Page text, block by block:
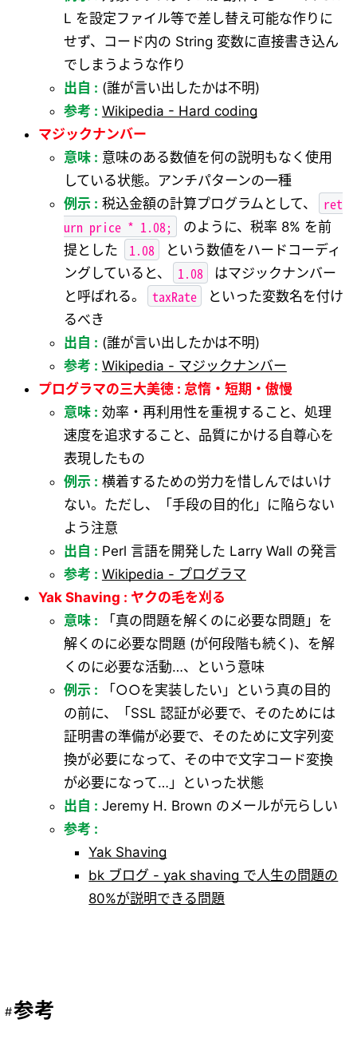
L を設定ファイル等で差し替え可能な作りに
せず、コード内の String 変数に直接書き込ん
でしまうような作り
出自 : (誰が言い出したかは不明)
参考 : Wikipedia - Hard coding
マジックナンバー
意味 : 意味のある数値を何の説明もなく使用
している状態。アンチパターンの一種
例示 : 税込金額の計算プログラムとして、
ret
urn price * 1.08;
のように、税率 8% を前
提とした
1.08
という数値をハードコーディ
ングしていると、
1.08
はマジックナンバー
と呼ばれる。
taxRate
といった変数名を付け
るべき
出自 : (誰が言い出したかは不明)
参考 : Wikipedia - マジックナンバー
プログラマの三大美徳 : 怠惰・短期・傲慢
意味 : 効率・再利用性を重視すること、処理
速度を追求すること、品質にかける自尊心を
表現したもの
例示 : 横着するための労力を惜しんではいけ
ない。ただし、「手段の目的化」に陥らない
よう注意
出自 : Perl 言語を開発した Larry Wall の発言
参考 : Wikipedia - プログラマ
Yak Shaving : ヤクの毛を刈る
意味 : 「真の問題を解くのに必要な問題」を
解くのに必要な問題 (が何段階も続く)、を解
くのに必要な活動…、という意味
例示 : 「○○を実装したい」という真の目的
の前に、「SSL 認証が必要で、そのためには
証明書の準備が必要で、そのために文字列変
換が必要になって、その中で文字コード変換
が必要になって…」といった状態
出自 : Jeremy H. Brown のメールが元らしい
参考 :
Yak Shaving
bk ブログ - yak shaving で人生の問題の
80%が説明できる問題
参考